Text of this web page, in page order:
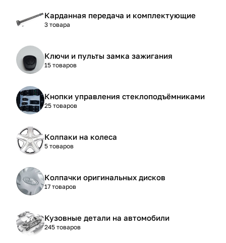
Карданная передача и комплектующие
3 товара
Ключи и пульты замка зажигания
15 товаров
Кнопки управления стеклоподъёмниками
25 товаров
Колпаки на колеса
5 товаров
Колпачки оригинальных дисков
17 товаров
Кузовные детали на автомобили
245 товаров